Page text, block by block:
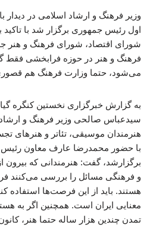
وزیر فرهنگ و ارشاد اسلامی در دیدار
اول رئیس جمهوری برگزار شد با تاکید
شورای اقتصاد، شورای فرهنگ و هنر
فرهنگ و هنر در حوزه فرابخشی فقط
می‌شود، حتما وزارت فرهنگ هم
به گزارش خبرگزاری نخستین کنگره
سیدعباس صالحی وزیر فرهنگ و ارشاد
با حضور محمدرضا عارف معاون رئیس
برگزارشد، گفت: هنرمندانی که بیرون
و فرهنگی مسائل را بررسی می‌کنند
هستند. باید از این فرصت‌ها استفاده
معنایی ایران است. همچنین اگر به
تمدن چندین هزار ساله حتما هنر،